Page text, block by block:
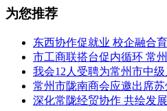
为您推荐
东西协作促就业 校企融合
市工商联搭台促内循环 常
我会12人受聘为常州市中
常州市陇南商会应邀出席
深化常陇经贸协作 共绘发